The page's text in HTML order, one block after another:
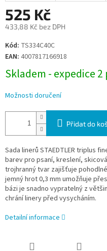
525 Kč
433,88 Kč bez DPH
Měrná
cena:
Kód: TS334C40C
EAN: 4007817166918
Skladem - expedice 2
Možnosti doručení
Přidat do
Sada linerů STAEDTLER triplus
barev pro psaní, kreslení,
trojhranný tvar zajišťuje
jemný hrot 0,3 mm umožňuje
bázi je snadno vypratelný z
chrání linery před vysycháním.
Detailní informace